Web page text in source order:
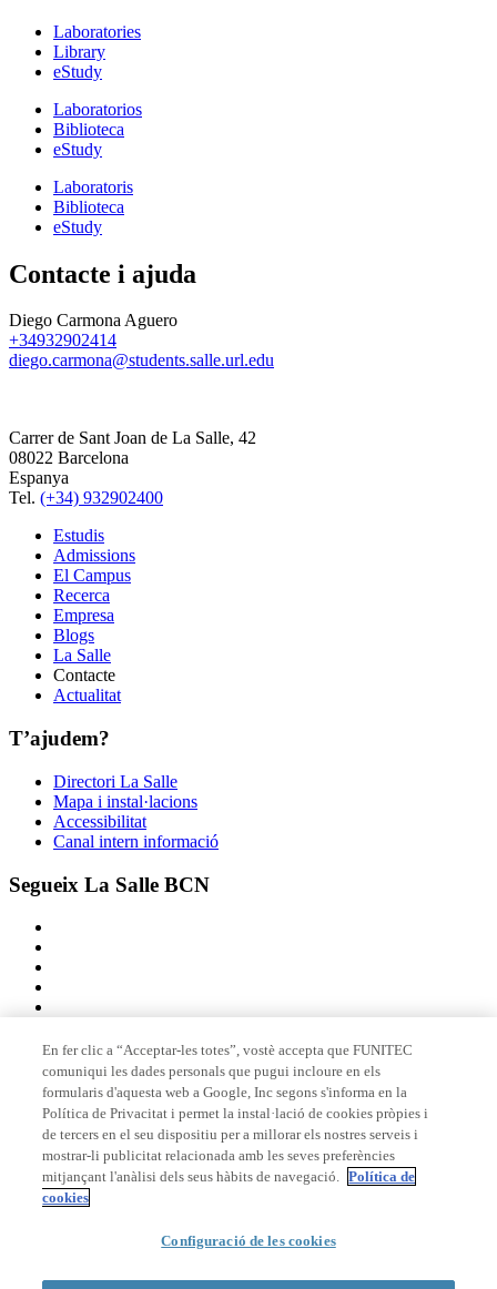
Laboratories
Library
eStudy
Laboratorios
Biblioteca
eStudy
Laboratoris
Biblioteca
eStudy
Contacte i ajuda
Diego Carmona Aguero
+34932902414
diego.carmona@students.salle.url.edu
Carrer de Sant Joan de La Salle, 42
08022 Barcelona
Espanya
Tel. (+34) 932902400
Estudis
Admissions
El Campus
Recerca
Empresa
Blogs
La Salle
Contacte
Actualitat
T’ajudem?
Directori La Salle
Mapa i instal·lacions
Accessibilitat
Canal intern informació
Segueix La Salle BCN
Membre de
Acreditacions
© 2026 La Salle Campus Barcelona - URL |Avís legal
En fer clic a “Acceptar-les totes”, vostè accepta que FUNITEC
comuniqui les dades personals que pugui incloure en els
formularis d'aquesta web a Google, Inc segons s'informa en la
Política de Privacitat i permet la instal·lació de cookies pròpies i
de tercers en el seu dispositiu per a millorar els nostres serveis i
mostrar-li publicitat relacionada amb les seves preferències
mitjançant l'anàlisi dels seus hàbits de navegació. Política de
cookies
Configuració de les cookies